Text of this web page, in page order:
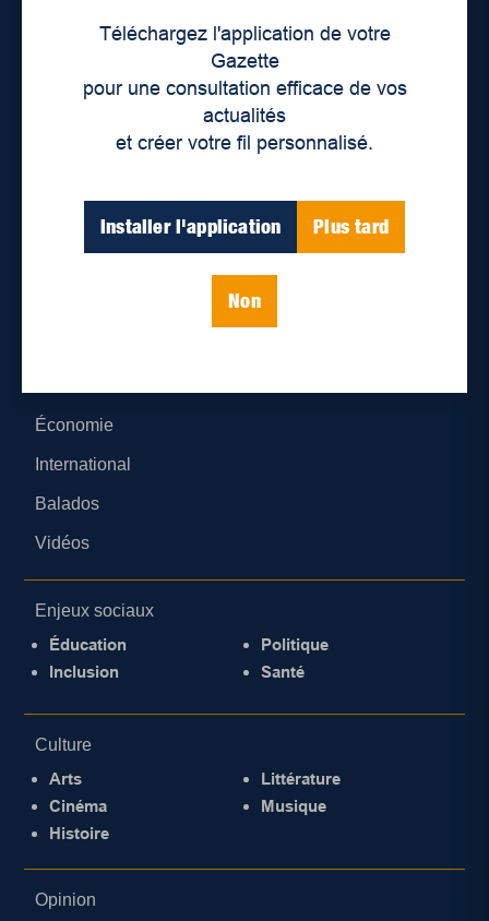
Téléchargez l'application de votre
Gazette
pour une consultation efficace de vos
actualités
et créer votre fil personnalisé.
Installer l'application Plus tard
Non
Lieux de distribution
Économie
International
Balados
Vidéos
Enjeux sociaux
Éducation
Inclusion
Politique
Santé
Culture
Arts
Cinéma
Histoire
Littérature
Musique
Opinion